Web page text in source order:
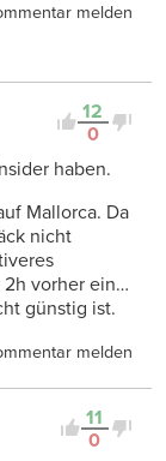
melden
12
0
haben.
Mallorca. Da
nicht
2h vorher ein…
günstig ist.
melden
11
0